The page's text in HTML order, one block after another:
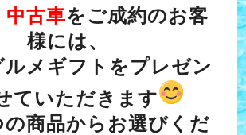
中古車をご成約のお客
様には、
メギフトをプレゼン
ていただきます
の商品からお選びくだ